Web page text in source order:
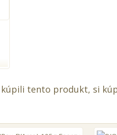
tento produkt, si